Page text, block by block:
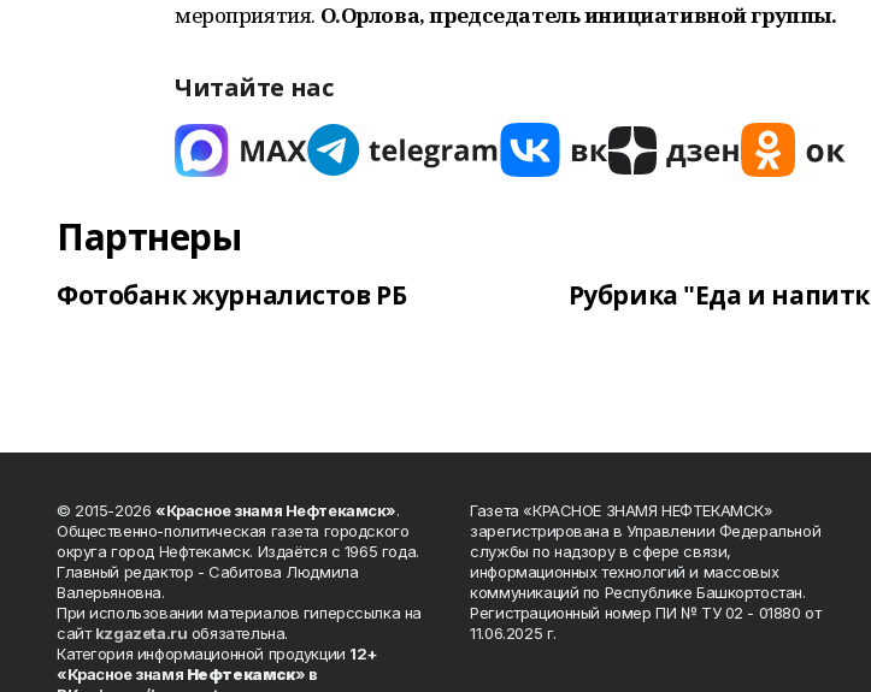
мероприятия. О.Орлова, председатель инициативной группы.
Читайте нас
Партнеры
Фотобанк журналистов РБ Рубрика "Еда и
© 2015-2026 «Красное знамя Нефтекамск».
Общественно-политическая газета городского
округа город Нефтекамск. Издаётся с 1965 года.
Главный редактор - Сабитова Людмила
Валерьяновна.
При использовании материалов гиперссылка на
сайтkzgazeta.ru обязательна.
Категория информационной продукции 12+
«Красное знамя Нефтекамск» в
Газета «КРАСНОЕ ЗНАМЯ НЕФТЕКАМСК»
зарегистрирована в Управлении Федеральной
службы по надзору в сфере связи,
информационных технологий и массовых
коммуникаций по Республике Башкортостан.
Регистрационный номер ПИ № ТУ 02 - 01880 от
11.06.2025 г.